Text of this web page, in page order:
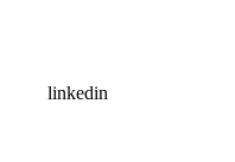
linkedin